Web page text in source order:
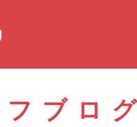
アップル春日井中
0568-56-0001
アップル瀬戸店
アップル碧南店
愛知県碧南市立山町4-32-1
オ
ブロ